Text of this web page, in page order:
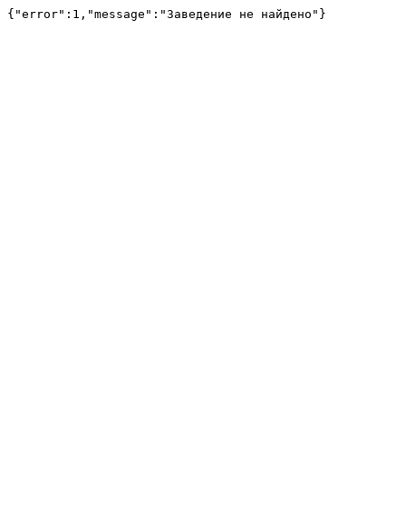
{"error":1,"message":"Заведение не найдено"}